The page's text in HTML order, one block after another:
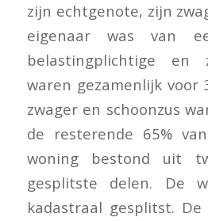
zijn echtgenote, zijn
eigenaar was van
belastingplichtige en
waren gezamenlijk voor
zwager en schoonzus
de resterende 65%
woning bestond uit
gesplitste delen. De
kadastraal gesplitst.